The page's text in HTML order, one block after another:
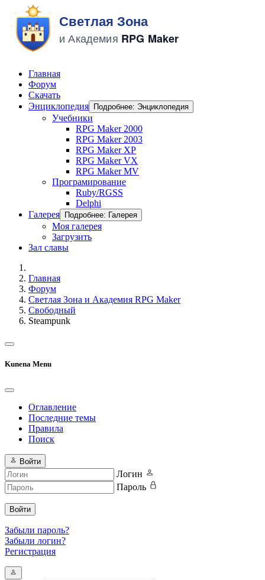
Главная
Форум
Скачать
Энциклопедия
Подробнее: Энциклопедия
Учебники
RPG Maker 2000
RPG Maker 2003
RPG Maker XP
RPG Maker VX
RPG Maker MV
Програмирование
Ruby/RGSS
Delphi
Галерея
Подробнее: Галерея
Моя галерея
Загрузить
Зал славы
Главная
Форум
Светлая Зона и Академия RPG Maker
Свободный
Steampunk
Kunena Menu
Оглавление
Последние темы
Правила
Поиск
Войти
Логин
Пароль
Войти
Забыли пароль?
Забыли логин?
Регистрация